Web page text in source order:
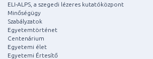
ELI-ALPS, a szegedi lézeres kutatóközpont
Minőségügy
Szabályzatok
Egyetemtörténet
Centenárium
Egyetemi élet
Egyetemi Értesítő